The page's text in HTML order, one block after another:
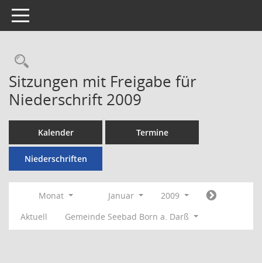
Toggle navigation
Rechercheauswahl
Sitzungen mit Freigabe für
Niederschrift 2009
Kalender Termine
Niederschriften
Monat Januar
2009
Aktuell
Gemeinde Seebad Born a. Darß